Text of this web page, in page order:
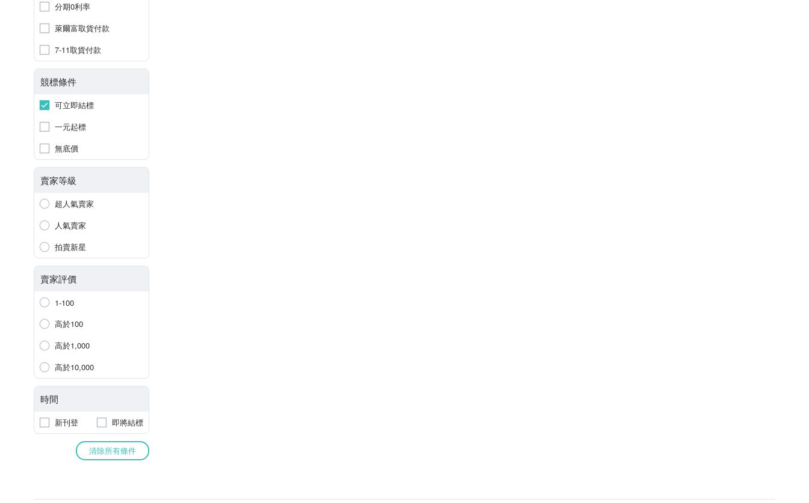
分期0利率
萊爾富取貨付款
7-11取貨付款
競標條件
可立即結標
一元起標
無底價
賣家等級
超人氣賣家
人氣賣家
拍賣新星
賣家評價
1-100
高於100
高於1,000
高於10,000
時間
新刊登 即將結標
清除所有條件